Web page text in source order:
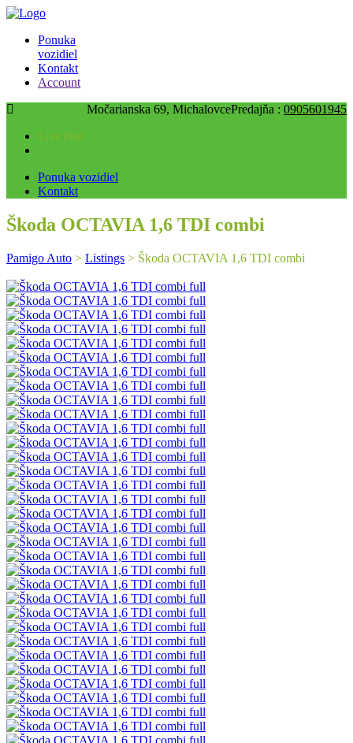
Ponuka
vozidiel
Kontakt
Account
Predajňa : 0905601945
Močarianska 69, Michalovce
Live chat
Ponuka vozidiel
Kontakt
Škoda OCTAVIA 1,6 TDI combi
Pamigo Auto > Listings > Škoda OCTAVIA 1,6 TDI combi